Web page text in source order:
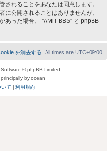
されることをあなたは同意します。
に公開されることはありませんが、
あった場合、 “AMiT BBS” と phpBB
All times are UTC+09:00
を消去する
© phpBB Limited
by ocean
いて | 利用規約